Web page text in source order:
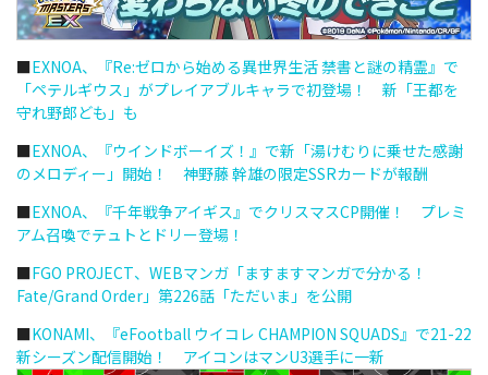
■EXNOA、『Re:ゼロから始める異世界生活 禁書と謎の精霊』で
「ペテルギウス」がプレイアブルキャラで初登場！ 新「王都を
守れ野郎ども」も
■EXNOA、『ウインドボーイズ！』で新「湯けむりに乗せた感謝
のメロディー」開始！ 神野藤 幹雄の限定SSRカードが報酬
■EXNOA、『千年戦争アイギス』でクリスマスCP開催！ プレミ
アム召喚でテュトとドリー登場！
■FGO PROJECT、WEBマンガ「ますますマンガで分かる！
Fate/Grand Order」第226話「ただいま」を公開
■KONAMI、『eFootball ウイコレ CHAMPION SQUADS』で21-22
新シーズン配信開始！ アイコンはマンU3選手に一新